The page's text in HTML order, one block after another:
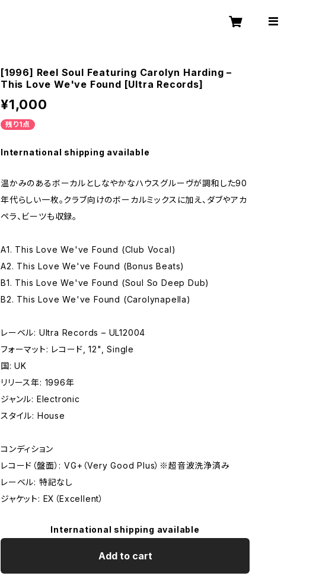
[1996] Reel Soul Featuring Carolyn Harding –
This Love We've Found [Ultra Records]
¥1,000
残り1点
International shipping available
温かみのあるボーカルとしなやかなハウスグルーヴが調和した90
年代らしい一枚。クラブ向けのボーカルミックスに加え、ダブやアカ
ペラ、ビーツも収録。
A1. This Love We've Found (Club Vocal)
A2. This Love We've Found (Bonus Beats)
B1. This Love We've Found (Soul So Deep Dub)
B2. This Love We've Found (Carolynapella)
レーベル: Ultra Records – UL12004
フォーマット: レコード, 12", Single
国: UK
リリース年: 1996年
ジャンル: Electronic
スタイル: House
コンディション
レコード（盤面）: VG+（Very Good Plus）※超音波洗浄済み
レーベル: 特記なし
ジャケット: EX（Excellent）
International shipping available
Add to cart